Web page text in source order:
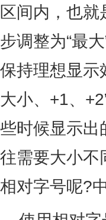
区间内，也就
步调整为“最
保持理想显示
大小、+1、
些时候显示出
往需要大小不
相对字号呢?